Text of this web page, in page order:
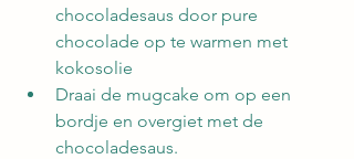
chocoladesaus door pure
chocolade op te warmen met
kokosolie
Draai de mugcake om op een
bordje en overgiet met de
chocoladesaus.